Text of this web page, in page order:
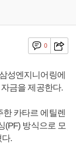
0
성엔지니어링에
금을 제공한다.
카타르 에틸렌
(PF) 방식으로 모
다.